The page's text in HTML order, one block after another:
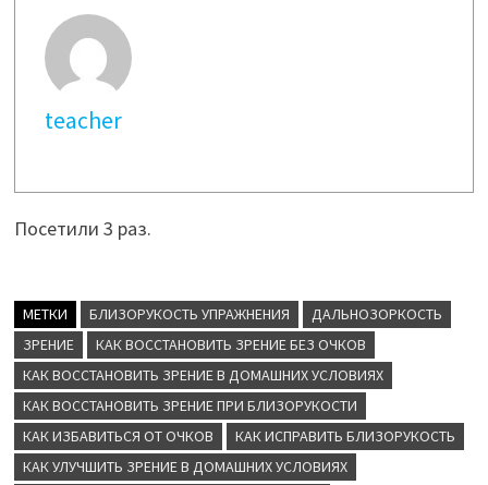
teacher
Посетили 3 раз.
МЕТКИ БЛИЗОРУКОСТЬ УПРАЖНЕНИЯ
ДАЛЬНОЗОРКОСТЬ
ЗРЕНИЕ
КАК ВОССТАНОВИТЬ ЗРЕНИЕ БЕЗ ОЧКОВ
КАК ВОССТАНОВИТЬ ЗРЕНИЕ В ДОМАШНИХ УСЛОВИЯХ
КАК ВОССТАНОВИТЬ ЗРЕНИЕ ПРИ БЛИЗОРУКОСТИ
КАК ИЗБАВИТЬСЯ ОТ ОЧКОВ
КАК ИСПРАВИТЬ БЛИЗОРУКОСТЬ
КАК УЛУЧШИТЬ ЗРЕНИЕ В ДОМАШНИХ УСЛОВИЯХ